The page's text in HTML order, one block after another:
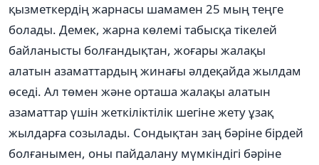
қызметкердің жарнасы шамамен 25 мың теңге
болады. Демек, жарна көлемі табысқа тікелей
байланысты болғандықтан, жоғары жалақы
алатын азаматтардың жинағы әлдеқайда жылдам
өседі. Ал төмен және орташа жалақы алатын
азаматтар үшін жеткіліктілік шегіне жету ұзақ
жылдарға созылады. Сондықтан заң бәріне бірдей
болғанымен, оны пайдалану мүмкіндігі бәріне